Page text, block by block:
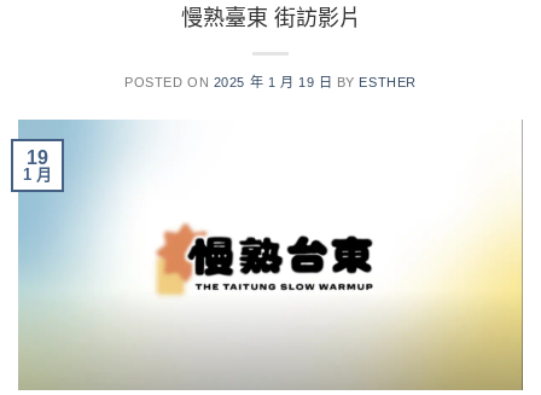
慢熟臺東 街訪影片
POSTED ON 2025 年 1 月 19 日 BY ESTHER
19
1 月